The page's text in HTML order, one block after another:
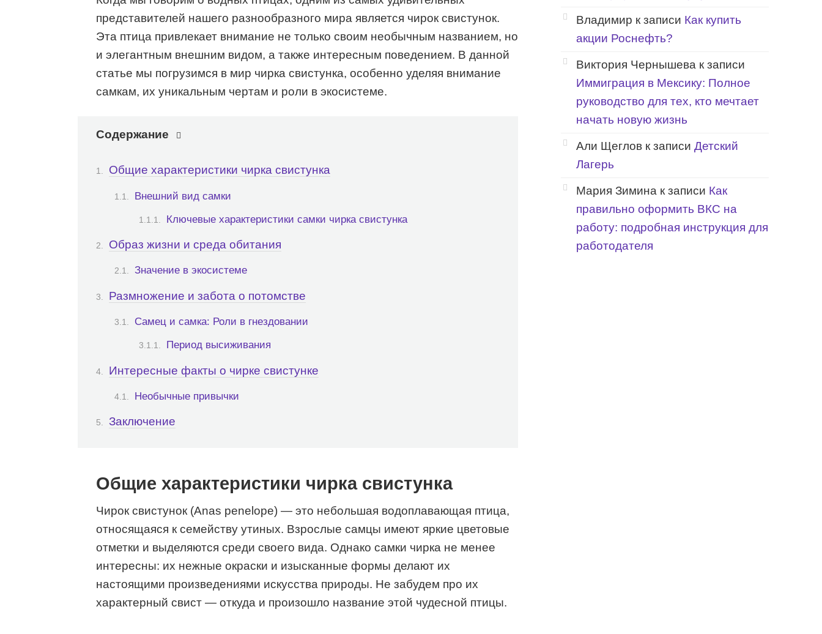
представителей нашего разнообразного мира является чирок свистунок.
Эта птица привлекает внимание не только своим необычным названием, но
и элегантным внешним видом, а также интересным поведением. В данной
статье мы погрузимся в мир чирка свистунка, особенно уделяя внимание
самкам, их уникальным чертам и роли в экосистеме.
Содержание
Общие характеристики чирка свистунка
Внешний вид самки
Ключевые характеристики самки чирка свистунка
Образ жизни и среда обитания
Значение в экосистеме
Размножение и забота о потомстве
Самец и самка: Роли в гнездовании
Период высиживания
Интересные факты о чирке свистунке
Необычные привычки
Заключение
Общие характеристики чирка свистунка
Чирок свистунок (Anas penelope) — это небольшая водоплавающая птица,
относящаяся к семейству утиных. Взрослые самцы имеют яркие цветовые
отметки и выделяются среди своего вида. Однако самки чирка не менее
интересны: их нежные окраски и изысканные формы делают их
настоящими произведениями искусства природы. Не забудем про их
характерный свист — откуда и произошло название этой чудесной птицы.
Владимир к записи Как купить
акции Роснефть?
Виктория Чернышева к записи
Иммиграция в Мексику: Полное
руководство для тех, кто мечтает
начать новую жизнь
Али Щеглов к записи Детский
Лагерь
Мария Зимина к записи Как
правильно оформить ВКС на
работу: подробная инструкция для
работодателя